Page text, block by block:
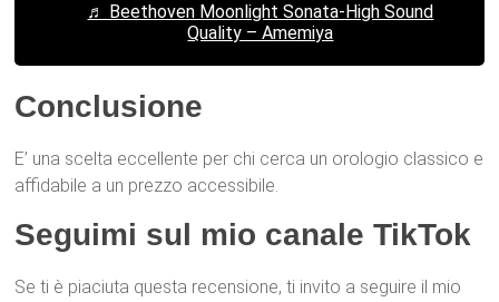
♬ Beethoven Moonlight Sonata-High Sound
Quality – Amemiya
Conclusione
E’ una scelta eccellente per chi cerca un orologio classico e
affidabile a un prezzo accessibile.
Seguimi sul mio canale TikTok
Se ti è piaciuta questa recensione, ti invito a seguire il mio